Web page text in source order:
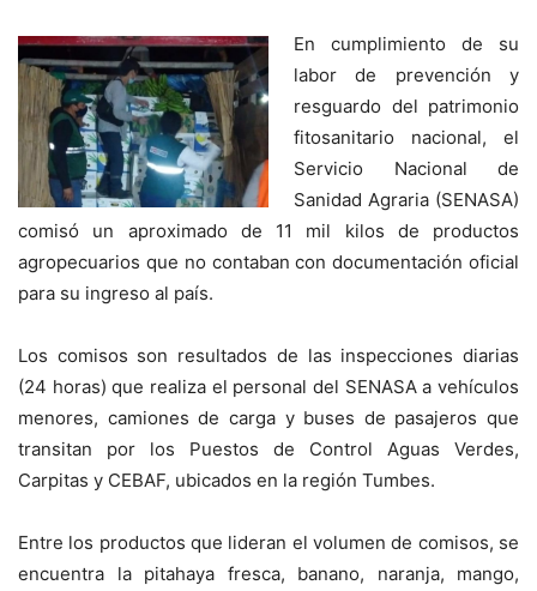
En cumplimiento de su
labor de prevención y
resguardo del patrimonio
fitosanitario nacional, el
Servicio Nacional de
Sanidad Agraria (SENASA)
comisó un aproximado de 11 mil kilos de productos
agropecuarios que no contaban con documentación oficial
para su ingreso al país.
Los comisos son resultados de las inspecciones diarias
(24 horas) que realiza el personal del SENASA a vehículos
menores, camiones de carga y buses de pasajeros que
transitan por los Puestos de Control Aguas Verdes,
Carpitas y CEBAF, ubicados en la región Tumbes.
Entre los productos que lideran el volumen de comisos, se
encuentra la pitahaya fresca, banano, naranja, mango,